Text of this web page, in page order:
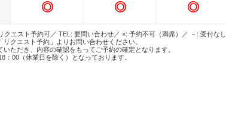
◎ ◎ ◎
エスト予約可／ TEL: 要問い合わせ／ ×: 予約不可（満席）／ －: 受付なし
クエスト予約」よりお問い合わせください。
ただき、内容の確認をもってご予約の確定となります。
00（休業日を除く）となっております。